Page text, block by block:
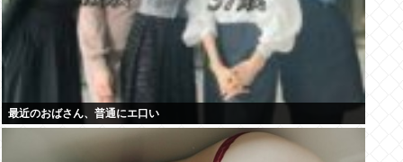
最近のおばさん、普通にエ口い